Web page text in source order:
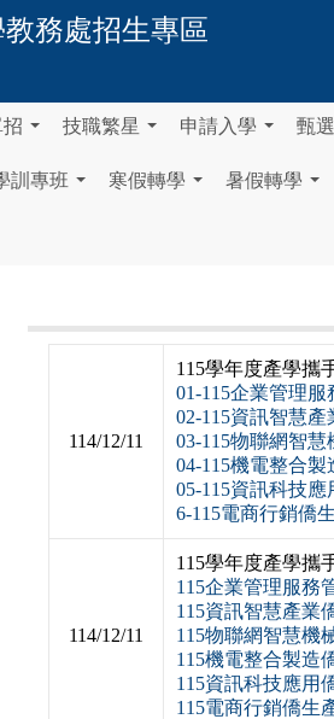
教務處招生專區
技職繁星 申請入學 甄
訓專班
寒假轉學 暑假轉學
114/12/11
115學年度產學攜
01-115企業管理
02-115資訊智慧
03-115物聯網智
04-115機電整合
05-115資訊科技
6-115電商行銷僑
114/12/11
115學年度產學攜
115企業管理服務
115資訊智慧產業
115物聯網智慧機
115機電整合製造
115資訊科技應用
115電商行銷僑生